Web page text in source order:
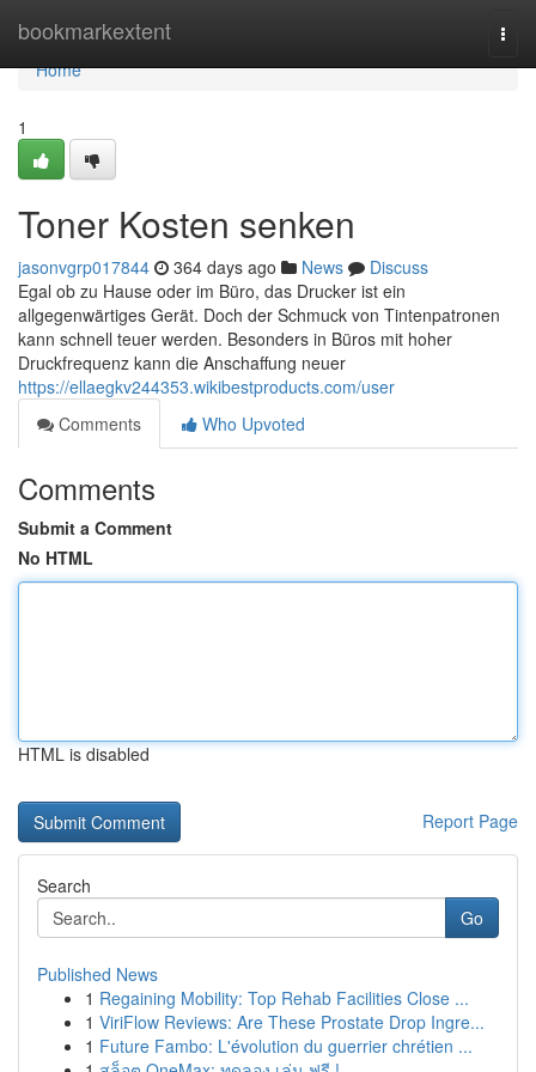
bookmarkextent
Home
Home
1
Toner Kosten senken
jasonvgrp017844 364 days ago News
Discuss
Egal ob zu Hause oder im Büro, das Drucker ist ein
allgegenwärtiges Gerät. Doch der Schmuck von Tintenpatronen
kann schnell teuer werden. Besonders in Büros mit hoher
Druckfrequenz kann die Anschaffung neuer
https://ellaegkv244353.wikibestproducts.com/user
Comments
Who Upvoted
Comments
Submit a Comment
No HTML
HTML is disabled
Report Page
Search
Go
Published News
1 Regaining Mobility: Top Rehab Facilities Close ...
1 ViriFlow Reviews: Are These Prostate Drop Ingre...
1 Future Fambo: L'évolution du guerrier chrétien ...